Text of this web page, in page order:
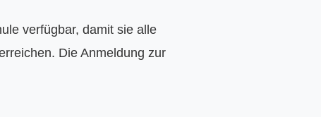
verfügbar, damit sie alle
Die Anmeldung zur